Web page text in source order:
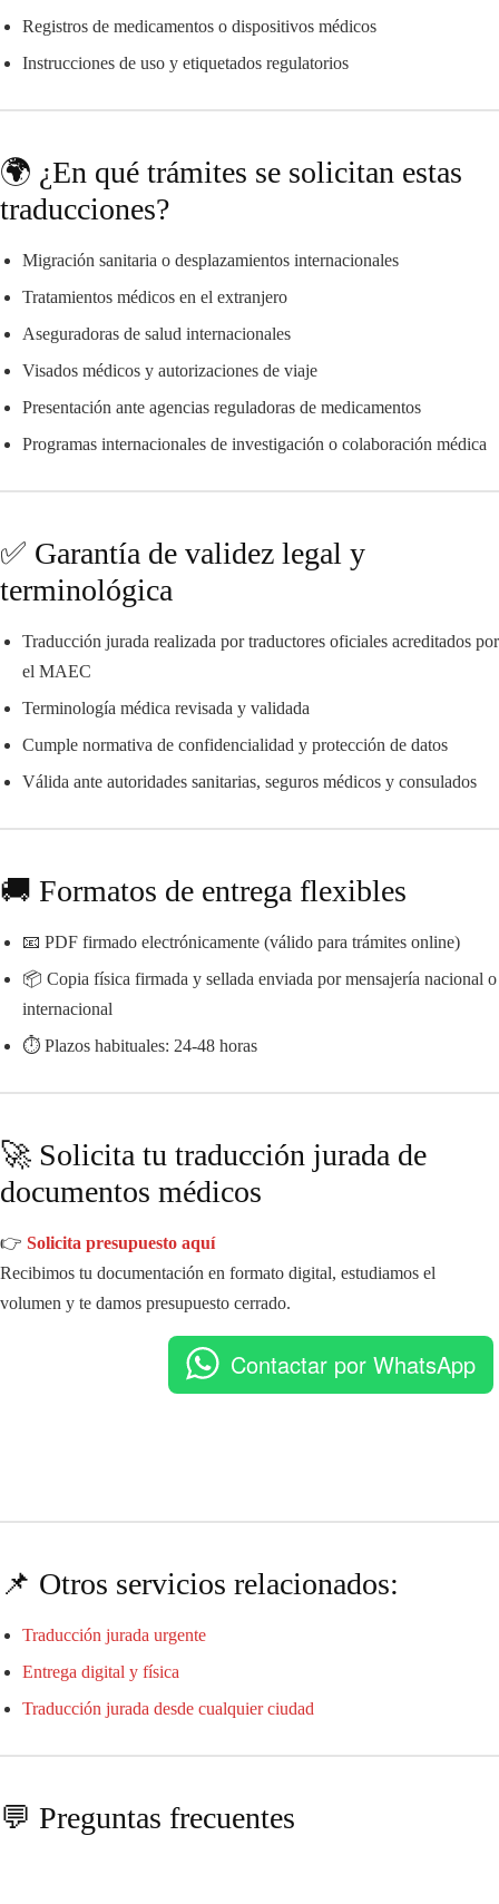
Registros de medicamentos o dispositivos médicos
Instrucciones de uso y etiquetados regulatorios
🌍 ¿En qué trámites se solicitan estas
traducciones?
Migración sanitaria o desplazamientos internacionales
Tratamientos médicos en el extranjero
Aseguradoras de salud internacionales
Visados médicos y autorizaciones de viaje
Presentación ante agencias reguladoras de medicamentos
Programas internacionales de investigación o colaboración médica
✅ Garantía de validez legal y
terminológica
Traducción jurada realizada por traductores oficiales acreditados por
el MAEC
Terminología médica revisada y validada
Cumple normativa de confidencialidad y protección de datos
Válida ante autoridades sanitarias, seguros médicos y consulados
🚚 Formatos de entrega flexibles
📧 PDF firmado electrónicamente (válido para trámites online)
📦 Copia física firmada y sellada enviada por mensajería nacional o
internacional
⏱️ Plazos habituales: 24-48 horas
🚀 Solicita tu traducción jurada de
documentos médicos
👉 Solicita presupuesto aquí
Recibimos tu documentación en formato digital, estudiamos el
volumen y te damos presupuesto cerrado.
Contactar por WhatsApp
📌 Otros servicios relacionados:
Traducción jurada urgente
Entrega digital y física
Traducción jurada desde cualquier ciudad
💬 Preguntas frecuentes